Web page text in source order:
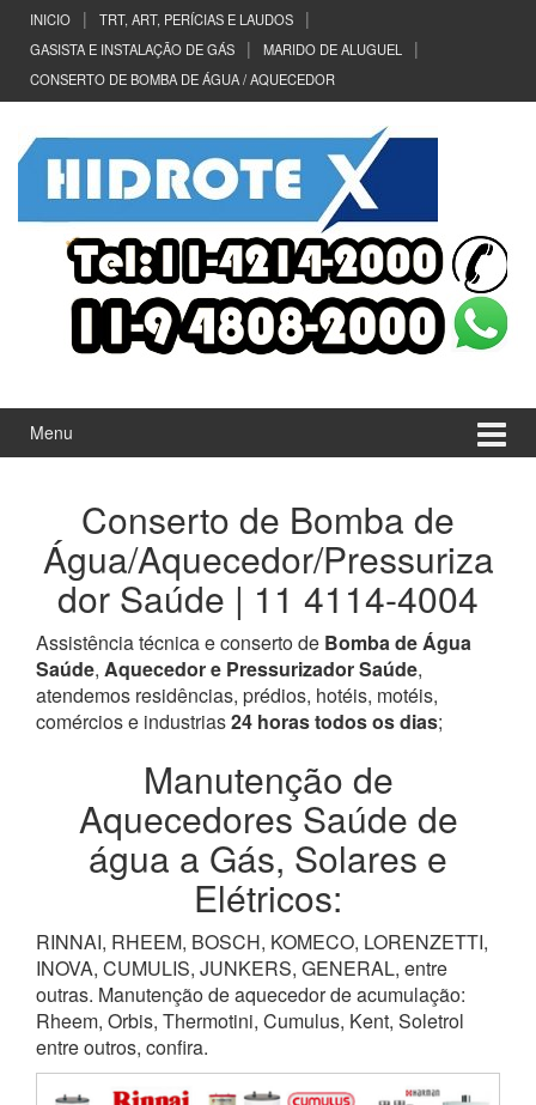
Conteúdo
Pular
menu
principal
INICIO
TRT, ART, PERÍCIAS E LAUDOS
GASISTA E INSTALAÇÃO DE GÁS
MARIDO DE ALUGUEL
CONSERTO DE BOMBA DE ÁGUA / AQUECEDOR
Menu
Conserto de Bomba de
Água/Aquecedor/Pressuriza
dor Saúde | 11 4114-4004
Assistência técnica e conserto de Bomba de Água
Saúde, Aquecedor e Pressurizador Saúde,
atendemos residências, prédios, hotéis, motéis,
comércios e industrias24 horas todos os dias;
Manutenção de
Aquecedores Saúde de
água a Gás, Solares e
Elétricos:
RINNAI, RHEEM, BOSCH, KOMECO, LORENZETTI,
INOVA, CUMULIS, JUNKERS, GENERAL, entre
outras. Manutenção de aquecedor de acumulação:
Rheem, Orbis, Thermotini, Cumulus, Kent, Soletrol
entre outros, confira.